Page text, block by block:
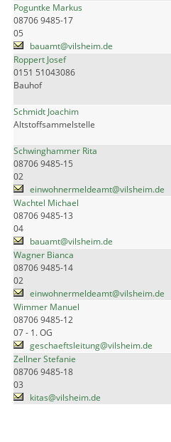
Poguntke Markus
08706 9485-17
05
bauamt@vilsheim.de
Roppert Josef
0151 51043086
Bauhof
Schmidt Joachim
Altstoffsammelstelle
Schwinghammer Rita
08706 9485-15
02
einwohnermeldeamt@vilsheim.de
Wachtel Michael
08706 9485-13
04
bauamt@vilsheim.de
Wagner Bianca
08706 9485-14
02
einwohnermeldeamt@vilsheim.de
Wimmer Manuel
08706 9485-12
07 - 1. OG
geschaeftsleitung@vilsheim.de
Zellner Stefanie
08706 9485-18
03
kitas@vilsheim.de